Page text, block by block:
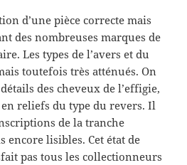
d’une pièce correcte mais
des nombreuses marques de
Les types de l’avers et du
toutefois très atténués. On
des cheveux de l’effigie,
reliefs du type du revers. Il
de la tranche
encore lisibles. Cet état de
pas tous les collectionneurs